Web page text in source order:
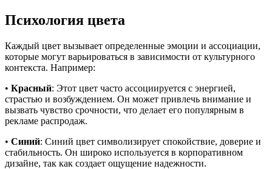
Психология цвета
Каждый цвет вызывает определенные эмоции и ассоциации,
которые могут варьироваться в зависимости от культурного
контекста. Например:
• Красный: Этот цвет часто ассоциируется с энергией,
страстью и возбуждением. Он может привлечь внимание и
вызвать чувство срочности, что делает его популярным в
рекламе распродаж.
• Синий: Синий цвет символизирует спокойствие, доверие и
стабильность. Он широко используется в корпоративном
дизайне, так как создает ощущение надежности.